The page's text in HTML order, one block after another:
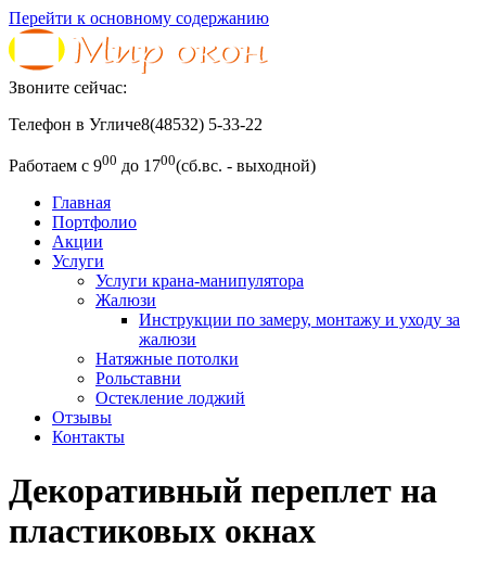
Перейти к основному содержанию
Звоните сейчас:
Телефон в Угличе8(48532) 5-33-22
Работаем с 900 до 1700(сб.вс. - выходной)
Главная
Портфолио
Акции
Услуги
Услуги крана-манипулятора
Жалюзи
Инструкции по замеру, монтажу и уходу за
жалюзи
Натяжные потолки
Рольставни
Остекление лоджий
Отзывы
Контакты
Декоративный переплет на
пластиковых окнах